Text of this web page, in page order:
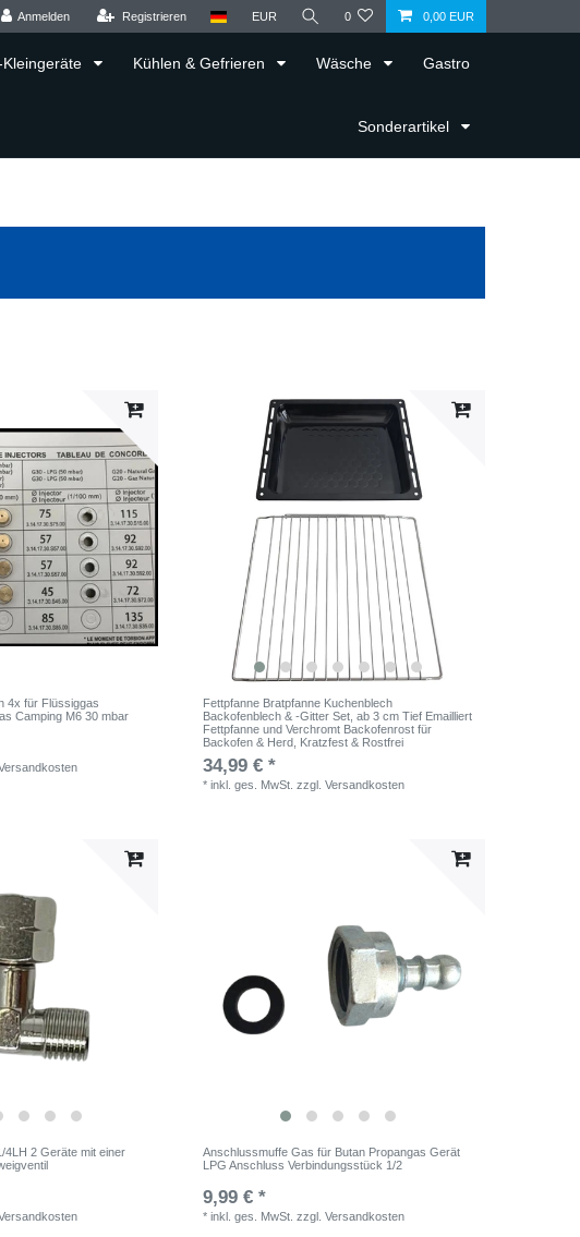
Anmelden Registrieren EUR 0 0,00 EUR
Kleingeräte Kühlen & Gefrieren Wäsche Gastro
Sonderartikel
4x für Flüssiggas
Camping M6 30 mbar
Fettpfanne Bratpfanne Kuchenblech
Backofenblech & -Gitter Set, ab 3 cm Tief Emailliert
Fettpfanne und Verchromt Backofenrost für
Backofen & Herd, Kratzfest & Rostfrei
34,99 € *
*inkl. ges. MwSt. zzgl.Versandkosten
4LH 2 Geräte mit einer
Anschlussmuffe Gas für Butan Propangas Gerät
LPG Anschluss Verbindungsstück 1/2
9,99 € *
*inkl. ges. MwSt. zzgl.Versandkosten